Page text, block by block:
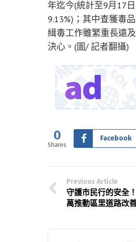
年迄今(統計至9月17
9.13%)；其中查獲毒
緝毒工作雖繁重長遠
決心。(圖/ 記者翻攝)
0
Shares
Facebook
Previous Article
守護市民行的安全
萬推動區里道路改